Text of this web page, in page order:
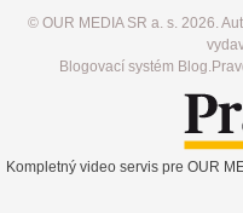
© OUR MEDIA SR a. s. 2026.
Blogovací systém
Kompletný video servis pre OUR